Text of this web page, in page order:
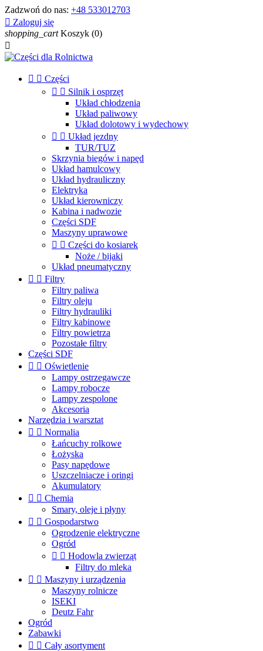
Zadzwoń do nas: +48 533012703
 Zaloguj się
shopping_cart Koszyk (0)

  Części
  Silnik i osprzęt
Układ chłodzenia
Układ paliwowy
Układ dolotowy i wydechowy
  Układ jezdny
TUR/TUZ
Skrzynia biegów i napęd
Układ hamulcowy
Układ hydrauliczny
Elektryka
Układ kierowniczy
Kabina i nadwozie
Części SDF
Maszyny uprawowe
  Części do kosiarek
Noże / bijaki
Układ pneumatyczny
  Filtry
Filtry paliwa
Filtry oleju
Filtry hydrauliki
Filtry kabinowe
Filtry powietrza
Pozostałe filtry
Części SDF
  Oświetlenie
Lampy ostrzegawcze
Lampy robocze
Lampy zespolone
Akcesoria
Narzędzia i warsztat
  Normalia
Łańcuchy rolkowe
Łożyska
Pasy napędowe
Uszczelniacze i oringi
Akumulatory
  Chemia
Smary, oleje i płyny
  Gospodarstwo
Ogrodzenie elektryczne
Ogród
  Hodowla zwierząt
Filtry do mleka
  Maszyny i urządzenia
Maszyny rolnicze
ISEKI
Deutz Fahr
Ogród
Zabawki
  Cały asortyment